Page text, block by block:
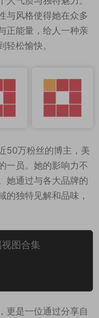
与风格使得她在众多
正能量，给人一种亲
松愉快。
50万粉丝的博主，美
一员。她的影响力不
她通过与各大品牌的
的独特见解和品味，
图合集
更是一位通过分享自